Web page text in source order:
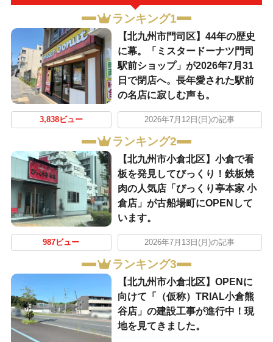
ランキング1
【北九州市門司区】44年の歴史
に幕。「ミスタードーナツ門司
駅前ショップ」が2026年7月31
日で閉店へ。長年愛された駅前
の名店に寂しむ声も。
3,838ビュー 2026年7月12日(日)の記事
ランキング2
【北九州市小倉北区】小倉で看
板を発見してびっくり！鉄板焼
肉の人気店「びっくり亭本家 小
倉店」が古船場町にOPENして
います。
987ビュー 2026年7月13日(月)の記事
ランキング3
【北九州市小倉北区】OPENに
向けて「（仮称）TRIAL小倉熊
谷店」の建設工事が進行中！現
地を見てきました。